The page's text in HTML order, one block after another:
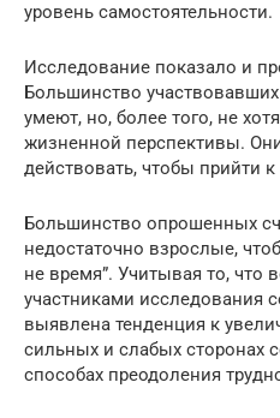
уровень самостоятельности.
Исследование показало и
Большинство
умеют, но, более того, не
жизненной перспективы.
действовать, чтобы прийти
Большинство опрошенных
недостаточно взрослые,
не время”. Учитывая то, что
участниками исследования
выявлена тенденция к
сильных и слабых сторонах
способах преодоления